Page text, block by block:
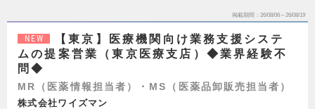
掲載期間 26/08/06～26/08/19
NEW
【東京】医療機関向け業務支援システ
ムの提案営業（東京医療支店）◆業界経験不
問◆
MR（医薬情報担当者）・MS（医薬品卸販売担当者）
株式会社ワイズマン